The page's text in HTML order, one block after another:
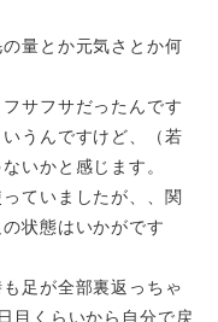
量とか元気さとか何
サフサだったんです
うんですけど、（若
いかと感じます。
ていましたが、、関
状態はいかがです
足が全部裏返っちゃ
目くらいから自分で戻